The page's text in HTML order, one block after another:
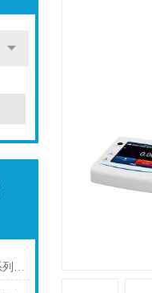
池田屋新品推出CCS IS-mini系列专用控制电源 ISC-201-2